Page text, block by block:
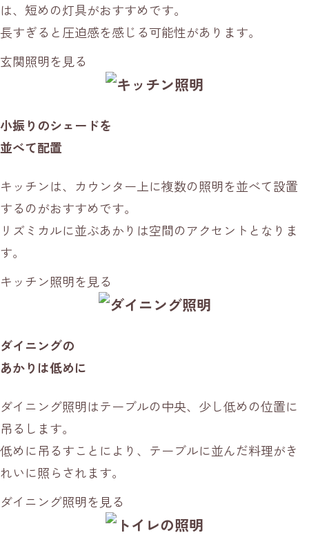
は、短めの灯具がおすすめです。
長すぎると圧迫感を感じる可能性があります。
玄関照明を見る
小振りのシェードを
並べて配置
キッチンは、カウンター上に複数の照明を並べて設置
するのがおすすめです。
リズミカルに並ぶあかりは空間のアクセントとなりま
す。
キッチン照明を見る
ダイニングの
あかりは低めに
ダイニング照明はテーブルの中央、少し低めの位置に
吊るします。
低めに吊るすことにより、テーブルに並んだ料理がき
れいに照らされます。
ダイニング照明を見る